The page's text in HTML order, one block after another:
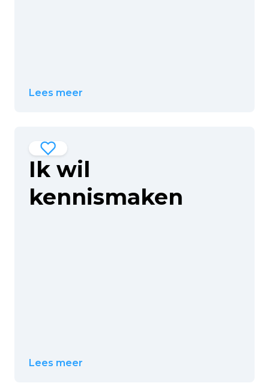
Lees meer
Ik wil
kennismaken
Lees meer